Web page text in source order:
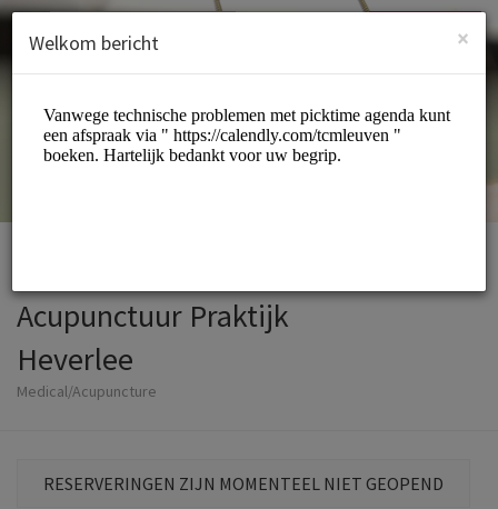
INSCHRIJVEN
Acupunctuur Praktijk
Heverlee
Medical/Acupuncture
RESERVERINGEN ZIJN MOMENTEEL NIET GEOPEND
×
Welkom bericht